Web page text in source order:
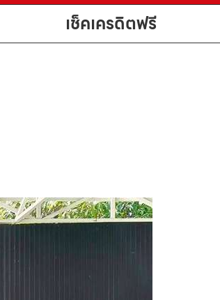
เช็คเครดิตฟรี